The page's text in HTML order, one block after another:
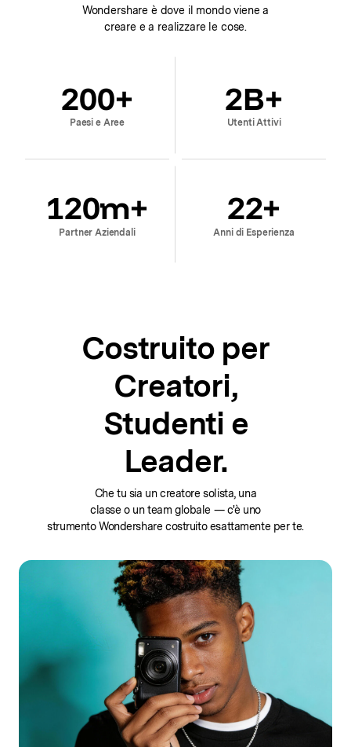
Wondershare è dove il mondo viene a
creare e a realizzare le cose.
200+
Paesi e Aree
2B+
Utenti Attivi
120m+
Partner Aziendali
22+
Anni di Esperienza
Costruito per
Creatori,
Studenti e
Leader.
Che tu sia un creatore solista, una
classe o un team globale — c'è uno
strumento Wondershare costruito esattamente per te.